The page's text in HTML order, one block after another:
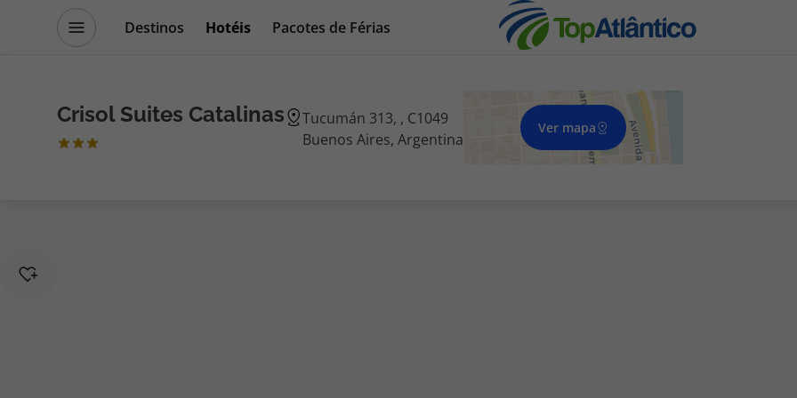
Destinos Hotéis
Pacotes de Férias
Crisol Suites Catalinas
Tucumán 313, , C1049
Buenos Aires, Argentina
Ver mapa